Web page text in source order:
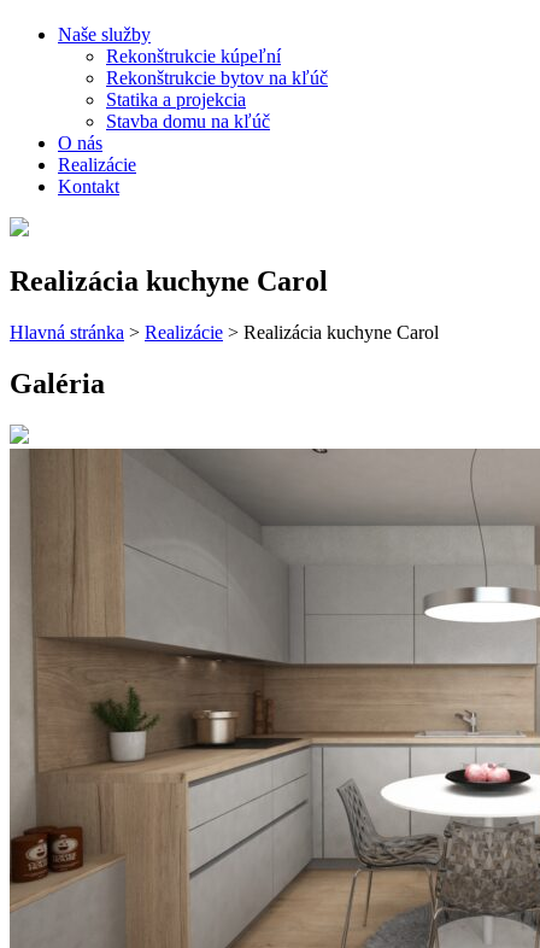
Naše služby
Rekonštrukcie kúpeľní
Rekonštrukcie bytov na kľúč
Statika a projekcia
Stavba domu na kľúč
O nás
Realizácie
Kontakt
Realizácia kuchyne Carol
Hlavná stránka > Realizácie > Realizácia kuchyne Carol
Galéria